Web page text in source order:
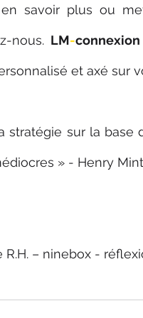
savoir plus ou
nous. LM-connexion
et axé sur
stratégie sur la base
» - Henry
R.H. – ninebox -